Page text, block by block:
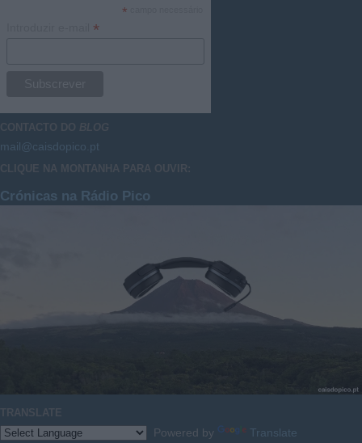
*
*
CONTACTO DO BLOG
mail@caisdopico.pt
CLIQUE NA MONTANHA PARA OUVIR:
Crónicas na Rádio Pico
TRANSLATE
Powered by Translate